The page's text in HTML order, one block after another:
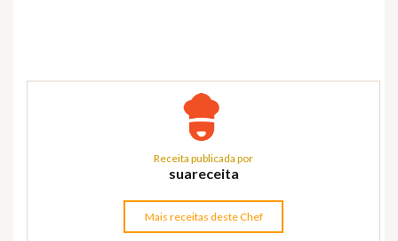
Receita publicada por
suareceita
Mais receitas deste Chef